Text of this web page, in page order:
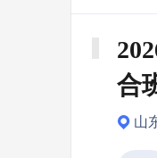
合
山